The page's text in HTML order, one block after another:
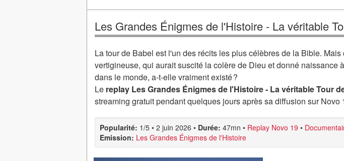
Les Grandes Énigmes de l'Histoire - La véritable
La tour de Babel est l'un des récits les plus célèbres de la Bible. Mais
vertigineuse, qui aurait suscité la colère de Dieu et donné naissance
dans le monde, a‑t‑elle vraiment existé ?
Le replay Les Grandes Énigmes de l'Histoire - La véritable Tour
streaming gratuit pendant quelques jours après sa diffusion sur Novo
Popularité: 1/5 • 2 juin 2026 • Durée: 47mn • Replay Novo 19 •
Emission: Les Grandes Énigmes de l'Histoire